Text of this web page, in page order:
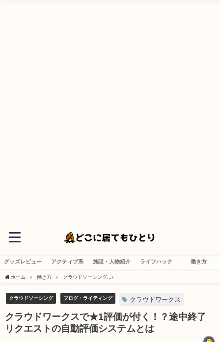
グッズレビュー アクティブ系 施設・人物紹介 ライフハック 働き方
ホーム 働き方 クラウドソーシング
クラウドソーシング ブログ・ライティング クラウドワークス
クラウドワークスで★1評価が付く！？途中終了
リクエストの自動評価システムとは